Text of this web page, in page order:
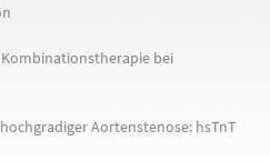
Kombinationstherapie bei
Aortenstenose: hsTnT